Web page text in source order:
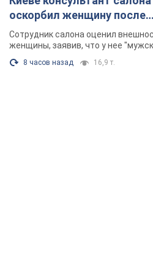
оскорбил женщину после
химиотерапии, разгорелся
Фото
Сотрудник салона оценил
женщины, заявив, что у нее
8 часов назад 16,9 т.